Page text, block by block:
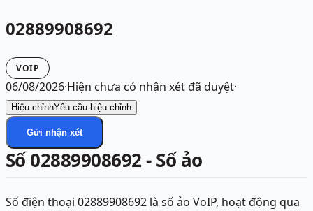
02889908692
VOIP
06/08/2026·Hiện chưa có nhận xét đã duyệt·
Hiệu chỉnhYêu cầu hiệu chỉnh
Gửi nhận xét
Số 02889908692 - Số ảo
Số điện thoại 02889908692 là số ảo VoIP, hoạt động qua